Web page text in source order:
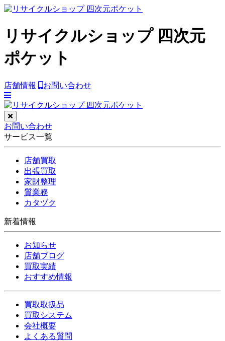
リサイクルショップ 四次元
ポケット
店舗情報 お問い合わせ
お問い合わせ
サービス一覧
店舗買取
出張買取
家財整理
質業務
カタヅク
新着情報
お知らせ
店舗ブログ
買取実績
おすすめ情報
買取取扱品
買取システム
会社概要
よくある質問